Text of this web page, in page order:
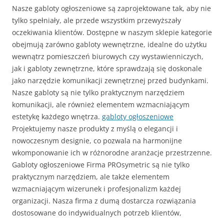
Nasze gabloty ogłoszeniowe są zaprojektowane tak, aby nie
tylko spełniały, ale przede wszystkim przewyższały
oczekiwania klientów. Dostępne w naszym sklepie kategorie
obejmują zarówno gabloty wewnętrzne, idealne do użytku
wewnątrz pomieszczeń biurowych czy wystawienniczych,
jak i gabloty zewnętrzne, które sprawdzają się doskonale
jako narzędzie komunikacji zewnętrznej przed budynkami.
Nasze gabloty są nie tylko praktycznym narzędziem
komunikacji, ale również elementem wzmacniającym
estetykę każdego wnętrza. gabloty ogłoszeniowe
Projektujemy nasze produkty z myślą o elegancji i
nowoczesnym designie, co pozwala na harmonijne
wkomponowanie ich w różnorodne aranżacje przestrzenne.
Gabloty ogłoszeniowe Firma PROsymetric są nie tylko
praktycznym narzędziem, ale także elementem
wzmacniającym wizerunek i profesjonalizm każdej
organizacji. Nasza firma z dumą dostarcza rozwiązania
dostosowane do indywidualnych potrzeb klientów,